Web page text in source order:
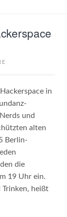
in
und
alten
Berlin-
die
19 Uhr ein.
Trinken, heißt